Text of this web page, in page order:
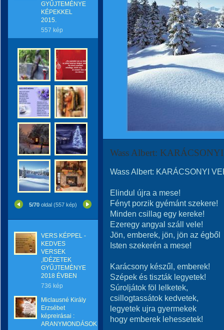
GYŰJTEMÉNYE
KÉPEKKEL
2015.
557 kép
5/70 oldal (557 kép)
VERS KÉPPEL -
KEDVES
VERSEK
,IDÉZETEK
GYŰJTEMÉNYE
2018 ÉVBEN
736 kép
Miclausné Király
Erzsébet
képreirásai :
ARANYMONDÁSOK
Wass Albert:
Wass Albert: KARÁCSONYI
Elindul újra a mese!
Fényt porzik gyémánt szekere!
Minden csillag egy kereke!
Ezeregy angyal száll vele!
Jön, emberek, jön, jön az égből
Isten szekerén a mese!
Karácsony készűl, emberek!
Szépek és tiszták legyetek!
Súroljátok föl lelketek,
csillogtassátok kedvetek,
legyetek ujra gyermekek
hogy emberek lehessetek!